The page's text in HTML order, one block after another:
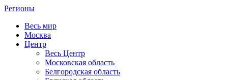
Регионы
Весь мир
Москва
Центр
Весь Центр
Московская область
Белгородская область